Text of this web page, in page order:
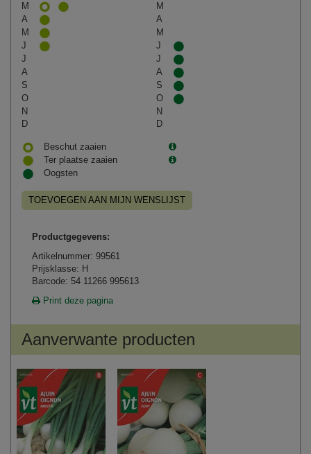
M
M
A
A
M
M
J
J
J
J
A
A
S
S
O
O
N
N
D
D
Beschut zaaien
Ter plaatse zaaien
Oogsten
TOEVOEGEN AAN MIJN WENSLIJST
Productgegevens:
Artikelnummer: 99561
Prijsklasse: H
Barcode: 54 11266 995613
Print deze pagina
Aanverwante producten